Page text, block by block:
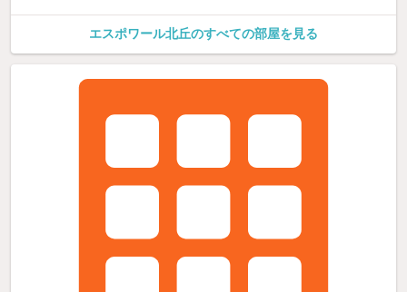
エスポワール北丘のすべての部屋を見る